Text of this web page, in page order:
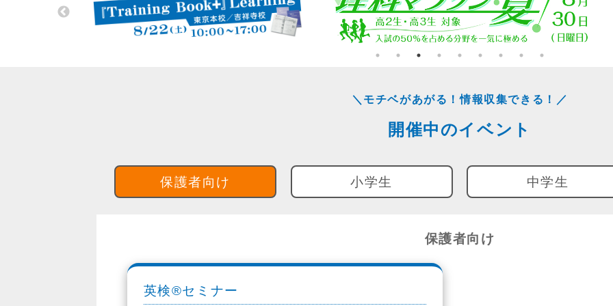
＼モチベがあがる！情報収集できる！／
開催中のイベント
保護者向け 小学生 中学生
保護者向け
英検®セミナー